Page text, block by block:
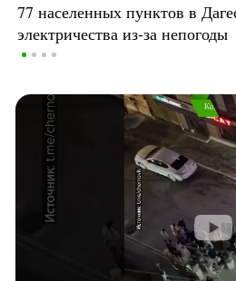
77 населенных пунктов в
электричества из-за непогоды